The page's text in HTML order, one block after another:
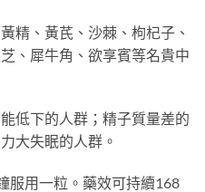
精、黃芪、沙棘、枸杞子、
、犀牛角、欲享賓等名貴中
低下的人群；精子質量差的
大失眠的人群。
服用一粒。藥效可持續168